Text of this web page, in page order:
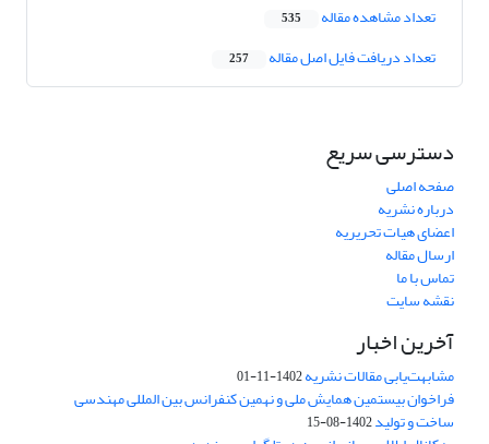
تعداد مشاهده مقاله 535
تعداد دریافت فایل اصل مقاله 257
دسترسی سریع
صفحه اصلی
درباره نشریه
اعضای هیات تحریریه
ارسال مقاله
تماس با ما
نقشه سایت
آخرین اخبار
مشابهت‌یابی مقالات نشریه1402-11-01
فراخوان بیستمین همایش ملی و نهمین کنفرانس بین المللی مهندسی
ساخت و تولید1402-08-15